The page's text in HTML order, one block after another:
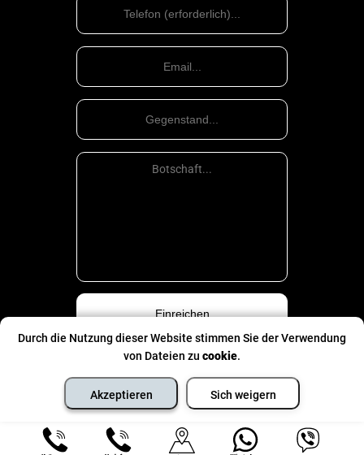
Datenschutzpolitik
©Alle Rechte sind eingeklemmt- 2026
Durch die Nutzung dieser Website stimmen Sie der Verwendung
von Dateien zu cookie.
Akzeptieren Sich weigern